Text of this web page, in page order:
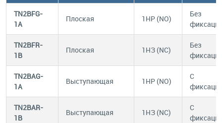
TN2BFG-
1A
Плоская 1НР (NO)
Без
TN2BFR-
1B
Плоская 1НЗ (NC)
Без
TN2BAG-
1A
Выступающая 1НР (NO)
С
TN2BAR-
1B
Выступающая 1НЗ (NC)
С